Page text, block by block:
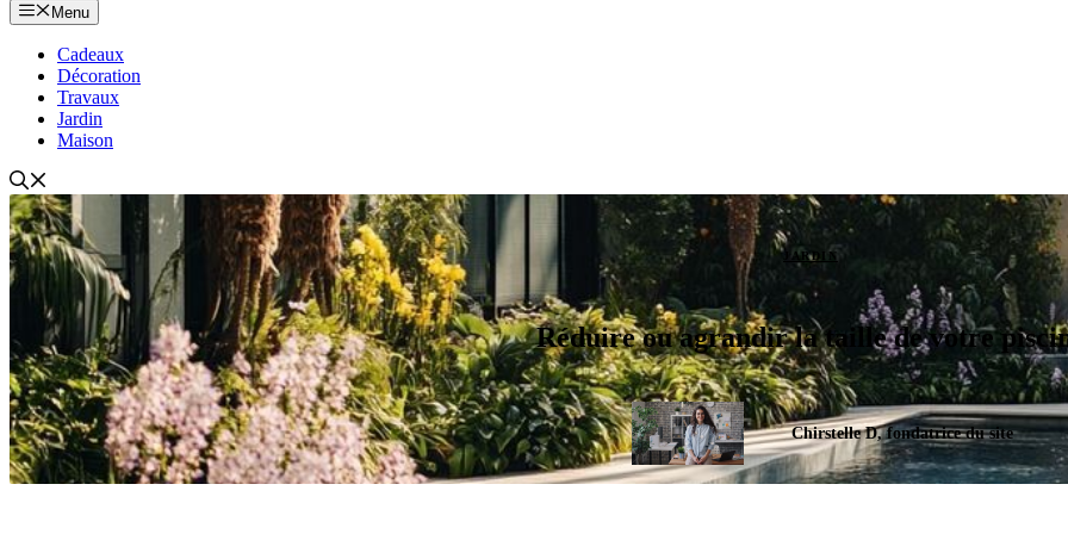
Menu
Cadeaux
Décoration
Travaux
Jardin
Maison
JARDIN
Réduire ou agrandir la taille de votre
Chirstelle D, fondatrice du site